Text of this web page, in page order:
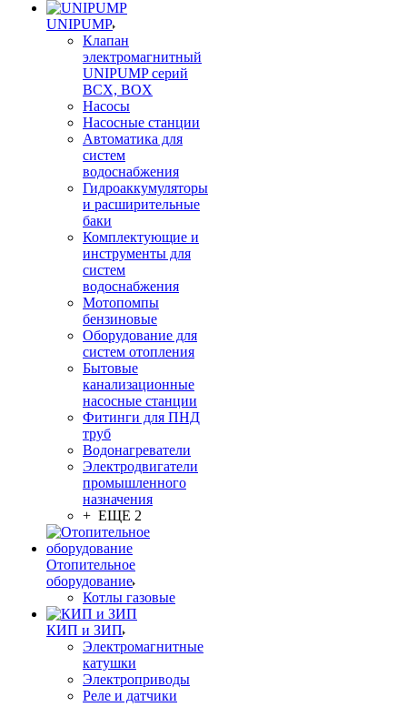
UNIPUMP
Клапан
электромагнитный
UNIPUMP серий
BCX, BOX
Насосы
Насосные станции
Автоматика для
систем
водоснабжения
Гидроаккумуляторы
и расширительные
баки
Комплектующие и
инструменты для
систем
водоснабжения
Мотопомпы
бензиновые
Оборудование для
систем отопления
Бытовые
канализационные
насосные станции
Фитинги для ПНД
труб
Водонагреватели
Электродвигатели
промышленного
назначения
+ ЕЩЕ 2
Отопительное
оборудование
Котлы газовые
КИП и ЗИП
Электромагнитные
катушки
Электроприводы
Реле и датчики